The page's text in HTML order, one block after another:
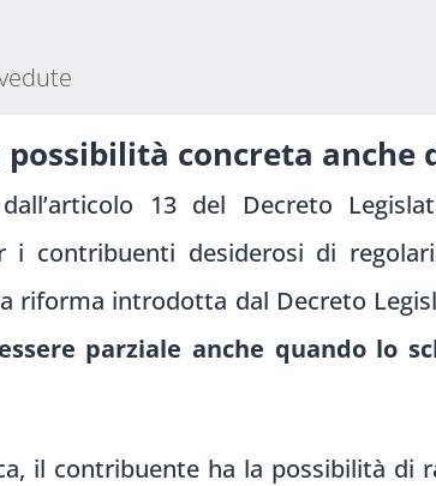
concreta anche
13 del Decreto
contribuenti desiderosi di
riforma introdotta dal Decreto
parziale anche quando lo
il contribuente ha la possibilità di